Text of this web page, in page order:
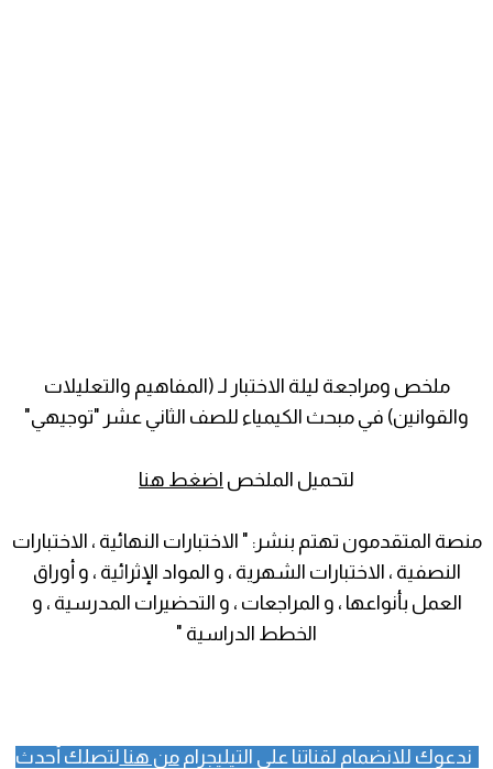
ملخص ومراجعة ليلة الاختبار لـ (المفاهيم والتعليلات
والقوانين) في مبحث الكيمياء للصف الثاني عشر "توجيهي"
لتحميل الملخص اضغط هنا
منصة المتقدمون تهتم بنشر: " الاختبارات النهائية ، الاختبارات
النصفية ، الاختبارات الشهرية ، و المواد الإثرائية ، و أوراق
العمل بأنواعها ، و المراجعات ، و التحضيرات المدرسية ، و
الخطط الدراسية "
ندعوك للانضمام لقناتنا على التيليجراممن هنا لتصلك أحدث